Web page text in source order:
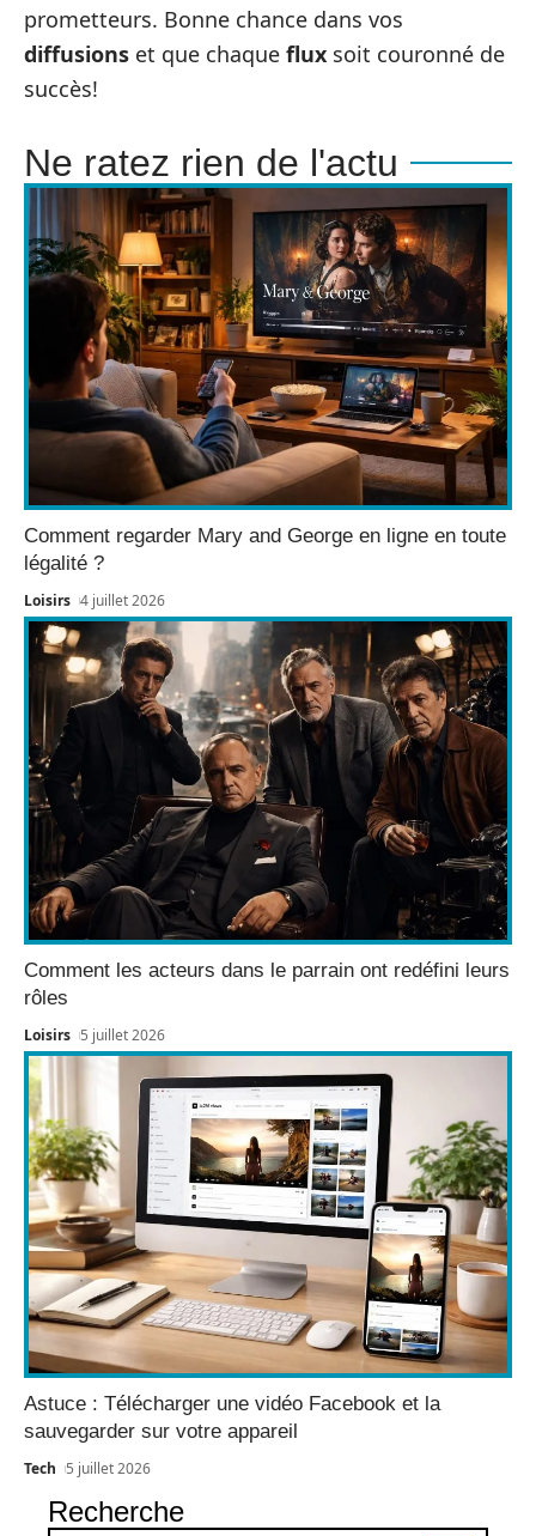
prometteurs. Bonne chance dans vos
diffusions et que chaque flux soit couronné de
succès!
Ne ratez rien de l'actu
Comment regarder Mary and George en ligne en toute
légalité ?
Loisirs 4 juillet 2026
Comment les acteurs dans le parrain ont redéfini leurs
rôles
Loisirs 5 juillet 2026
Astuce : Télécharger une vidéo Facebook et la
sauvegarder sur votre appareil
Tech 5 juillet 2026
Recherche